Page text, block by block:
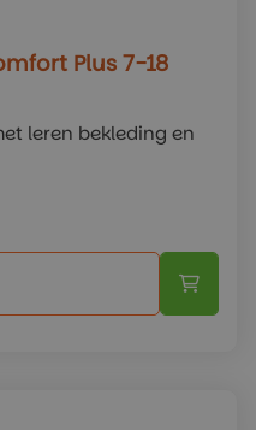
Plus 7-18
leren bekleding en